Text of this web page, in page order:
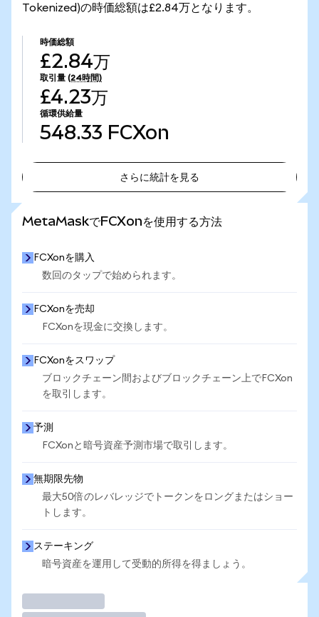
Tokenized)の時価総額は£2.84万となります。
時価総額
£2.84万
取引量 (24時間)
£4.23万
循環供給量
548.33 FCXon
さらに統計を見る
MetaMaskでFCXonを使用する方法
FCXonを購入
数回のタップで始められます。
FCXonを売却
FCXonを現金に交換します。
FCXonをスワップ
ブロックチェーン間およびブロックチェーン上でFCXon
を取引します。
予測
FCXonと暗号資産予測市場で取引します。
無期限先物
最大50倍のレバレッジでトークンをロングまたはショー
トします。
ステーキング
暗号資産を運用して受動的所得を得ましょう。